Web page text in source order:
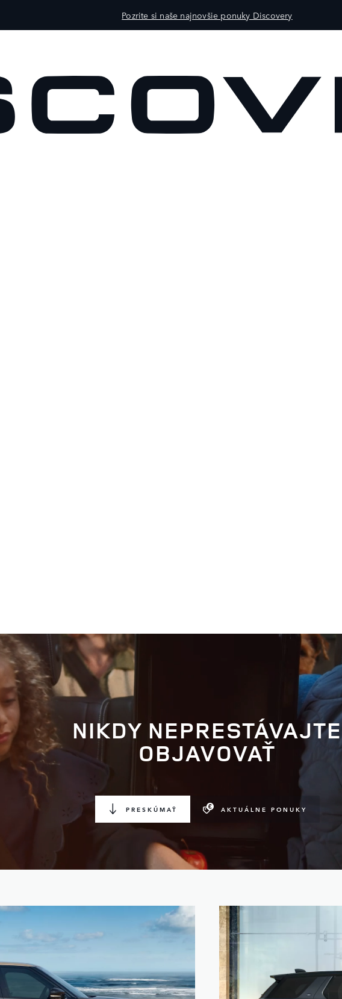
Pozrite si naše najnovšie ponuky Discovery
NIKDY NEPRESTÁVAJTE
OBJAVOVAŤ
PRESKÚMAŤ AKTUÁLNE PONUKY